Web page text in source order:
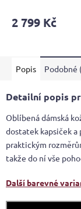
je
hvězdiček.
2 799 Kč
Popis Podobné
Detailní popis
Oblíbená dámská
dostatek kapsiček a
praktickým
takže do ní vše
Další barevné